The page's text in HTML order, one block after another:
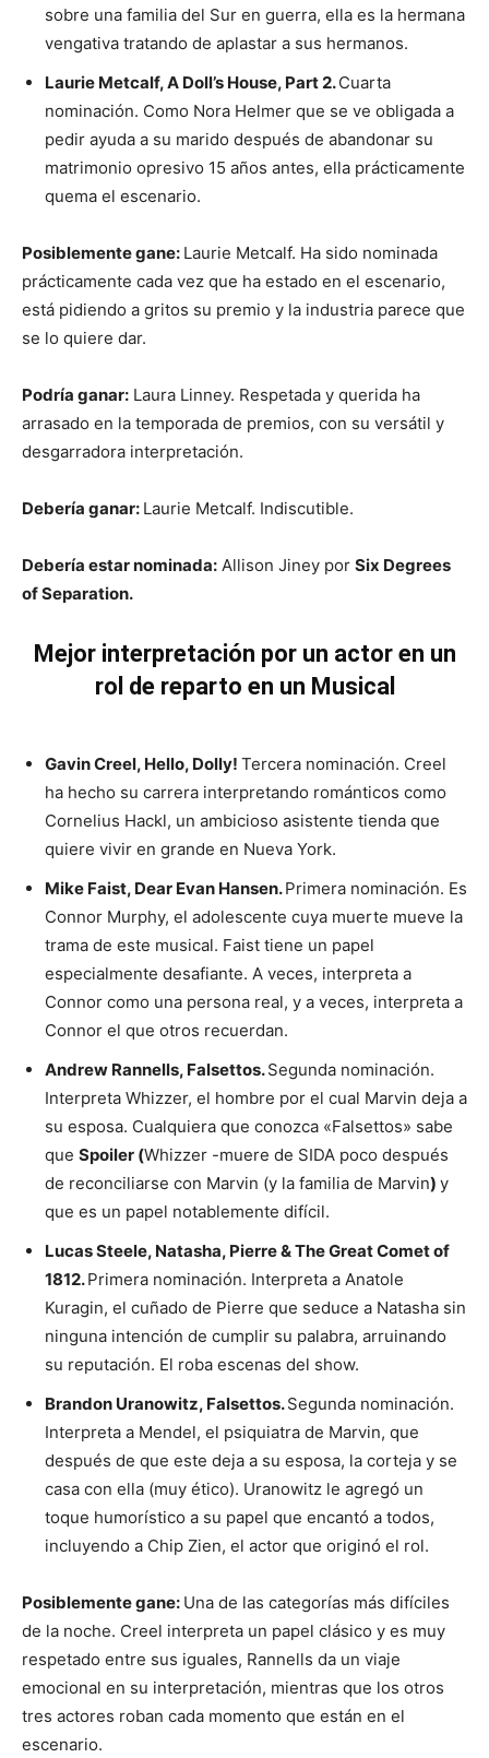
sobre una familia del Sur en guerra, ella es la hermana
vengativa tratando de aplastar a sus hermanos.
Laurie Metcalf, A Doll’s House, Part 2.Cuarta
nominación. Como Nora Helmer que se ve obligada a
pedir ayuda a su marido después de abandonar su
matrimonio opresivo 15 años antes, ella prácticamente
quema el escenario.
Posiblemente gane: Laurie Metcalf. Ha sido nominada
prácticamente cada vez que ha estado en el escenario,
está pidiendo a gritos su premio y la industria parece que
se lo quiere dar.
Podría ganar: Laura Linney. Respetada y querida ha
arrasado en la temporada de premios, con su versátil y
desgarradora interpretación.
Debería ganar: Laurie Metcalf. Indiscutible.
Debería estar nominada: Allison Jiney por Six Degrees
of Separation.
Mejor interpretación por un actor en un
rol de reparto en un Musical
Gavin Creel, Hello, Dolly! Tercera nominación. Creel
ha hecho su carrera interpretando románticos como
Cornelius Hackl, un ambicioso asistente tienda que
quiere vivir en grande en Nueva York.
Mike Faist, Dear Evan Hansen.Primera nominación. Es
Connor Murphy, el adolescente cuya muerte mueve la
trama de este musical. Faist tiene un papel
especialmente desafiante. A veces, interpreta a
Connor como una persona real, y a veces, interpreta a
Connor el que otros recuerdan.
Andrew Rannells, Falsettos.Segunda nominación.
Interpreta Whizzer, el hombre por el cual Marvin deja a
su esposa. Cualquiera que conozca «Falsettos» sabe
que Spoiler (Whizzer -muere de SIDA poco después
de reconciliarse con Marvin (y la familia de Marvin) y
que es un papel notablemente difícil.
Lucas Steele, Natasha, Pierre & The Great Comet of
1812.Primera nominación. Interpreta a Anatole
Kuragin, el cuñado de Pierre que seduce a Natasha sin
ninguna intención de cumplir su palabra, arruinando
su reputación. El roba escenas del show.
Brandon Uranowitz, Falsettos.Segunda nominación.
Interpreta a Mendel, el psiquiatra de Marvin, que
después de que este deja a su esposa, la corteja y se
casa con ella (muy ético). Uranowitz le agregó un
toque humorístico a su papel que encantó a todos,
incluyendo a Chip Zien, el actor que originó el rol.
Posiblemente gane: Una de las categorías más difíciles
de la noche. Creel interpreta un papel clásico y es muy
respetado entre sus iguales, Rannells da un viaje
emocional en su interpretación, mientras que los otros
tres actores roban cada momento que están en el
escenario.